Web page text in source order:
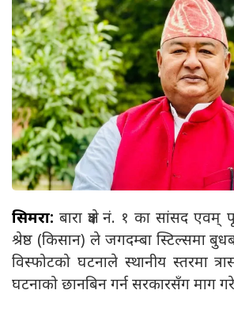
सिमरा: बारा क्षेत्र नं. १ का सांसद एवम्
श्रेष्ठ (किसान) ले जगदम्बा स्टिल्समा
विस्फोटको घटनाले स्थानीय स्तरमा
घटनाको छानबिन गर्न सरकारसँग माग